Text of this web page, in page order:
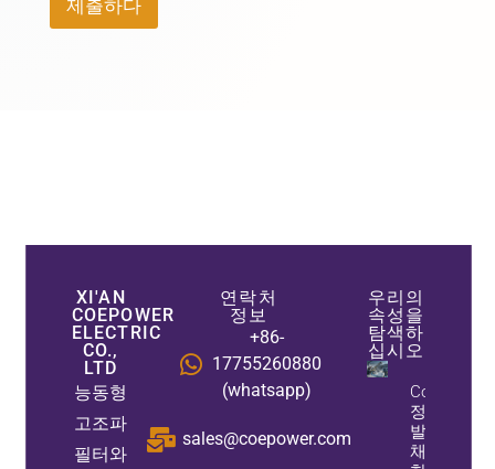
제출하다
XI'AN
COEPOWER
ELECTRIC
CO.,
LTD
능동형
고조파
필터와
연락처
정보
+86-
17755260880
(whatsapp)
sales@coepower.com
우리의
속성을
탐색하
십시오
Coepower
정적 Var
발전기:
채굴을 위